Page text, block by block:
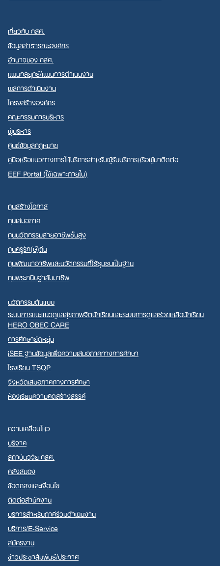
เกี่ยวกับ กสศ.
ข้อมูลสาธารณะองค์กร
อำนาจของ กสศ.
แผนกลยุทธ์/แผนการดำเนินงาน
ผลการดำเนินงาน
โครงสร้างองค์กร
คณะกรรมการบริหาร
ผู้บริหาร
ศูนย์ข้อมูลกฎหมาย
คู่มือหรือแนวทางการให้บริการสำหรับผู้รับบริการหรือผู้มาติดต่อ
EEF Portal (ใช้เฉพาะภายใน)
ทุนสร้างโอกาส
ทุนเสมอภาค
ทุนนวัตกรรมสายอาชีพชั้นสูง
ทุนครูรัก(ษ์)ถิ่น
ทุนพัฒนาอาชีพและนวัตกรรมที่ใช้ชุมชนเป็นฐาน
ทุนพระกนิษฐาสัมมาชีพ
นวัตกรรมต้นแบบ
ระบบการแนะแนวดูแลสุขภาพจิตนักเรียนและระบบการดูแลช่วยเหลือนักเรียน
HERO OBEC CARE
การศึกษายืดหยุ่น
iSEE ฐานข้อมูลเพื่อความเสมอภาคทางการศึกษา
โรงเรียน TSQP
จังหวัดเสมอภาคทางการศึกษา
ห้องเรียนความคิดสร้างสรรค์
ความเคลื่อนไหว
บริจาค
สถาบันวิจัย กสศ.
คลังสมอง
ข้อตกลงและเงื่อนไข
ติดต่อสำนักงาน
บริการสำหรับภาคีร่วมดำเนินงาน
บริการ/E-Service
สมัครงาน
ข่าวประชาสัมพันธ์/ประกาศ